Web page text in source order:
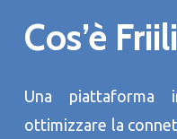
Cos’è
Una piattaforma
ottimizzare la